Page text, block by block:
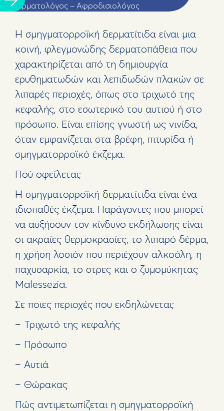
Δερματολόγος – Αφροδισιολόγος
Η σμηγματορροϊκή δερματίτιδα είναι μια
κοινή, φλεγμονώδης δερματοπάθεια που
χαρακτηρίζεται από τη δημιουργία
ερυθηματωδών και λεπιδωδών πλακών σε
λιπαρές περιοχές, όπως στο τριχωτό της
κεφαλής, στο εσωτερικό του αυτιού ή στο
πρόσωπο. Είναι επίσης γνωστή ως νινίδα,
όταν εμφανίζεται στα βρέφη, πιτυρίδα ή
σμηγματορροϊκό έκζεμα.
Πού οφείλεται;
Η σμηγματορροϊκή δερματίτιδα είναι ένα
ιδιοπαθές έκζεμα. Παράγοντες που μπορεί
να αυξήσουν τον κίνδυνο εκδήλωσης είναι
οι ακραίες θερμοκρασίες, το λιπαρό δέρμα,
η χρήση λοσιόν που περιέχουν αλκοόλη, η
παχυσαρκία, το στρες και ο ζυμομύκητας
Malessezia.
Σε ποιες περιοχές που εκδηλώνεται;
– Τριχωτό της κεφαλής
– Πρόσωπο
– Αυτιά
– Θώρακας
Πώς αντιμετωπίζεται η σμηγματορροϊκή